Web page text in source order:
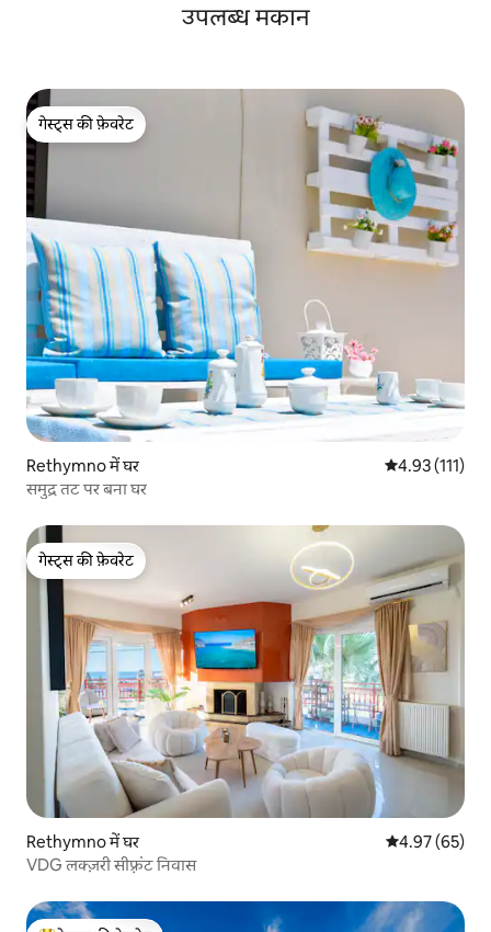
उपलब्ध मकान
गेस्ट्स की फ़ेवरेट
गेस्ट्स की फ़ेवरेट
Rethymno में घर औसत रेटिंग 5 में से
4.93 (111)
समुद्र तट पर बना घर
गेस्ट्स की फ़ेवरेट
गेस्ट्स की फ़ेवरेट
Rethymno में घर औसत रेटिंग 5 में
4.97 (65)
VDG लक्ज़री सीफ़्रंट निवास